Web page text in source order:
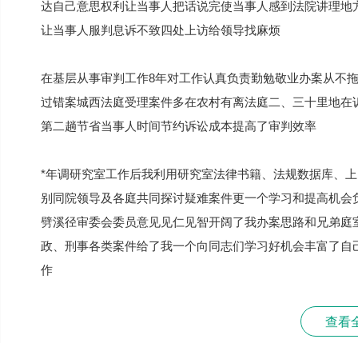
达自己意思权利让当事人把话说完使当事人感到法院讲理
让当事人服判息诉不致四处上访给领导找麻烦
在基层从事审判工作8年对工作认真负责勤勉敬业办案从不
过错案城西法庭受理案件多在农村有离法庭二、三十里地
第二趟节省当事人时间节约诉讼成本提高了审判效率
*年调研究室工作后我利用研究室法律书籍、法规数据库、
别同院领导及各庭共同探讨疑难案件更一个学习和提高机
劈溪径审委会委员意见见仁见智开阔了我办案思路和兄弟
政、刑事各类案件给了我一个向同志们学习好机会丰富了
作
查看